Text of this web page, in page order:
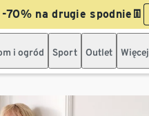
70% na drugie spodnie👖
i ogród Sport Outlet Więcej